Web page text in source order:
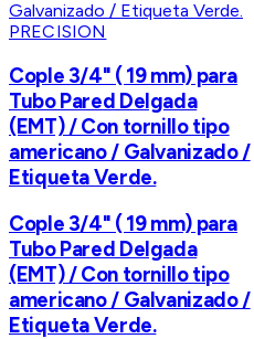
PRECISION
Cople 3/4" ( 19 mm) para
Tubo Pared Delgada
(EMT) / Con tornillo tipo
americano / Galvanizado /
Etiqueta Verde.
Cople 3/4" ( 19 mm) para
Tubo Pared Delgada
(EMT) / Con tornillo tipo
americano / Galvanizado /
Etiqueta Verde.